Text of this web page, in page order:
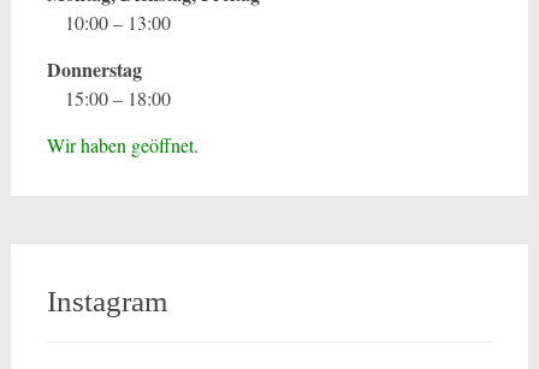
10:00 – 13:00
Donnerstag
15:00 – 18:00
Wir haben geöffnet.
Instagram